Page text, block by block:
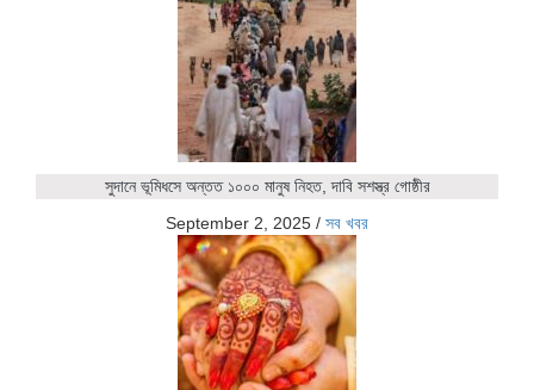
সুদানে ভূমিধসে অন্তত ১০০০ মানুষ নিহত, দাবি সশস্ত্র গোষ্ঠীর
September 2, 2025 / সব খবর